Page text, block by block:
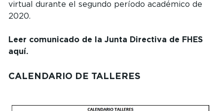
virtual durante el segundo período académico de
2020.
Leer comunicado de la Junta Directiva de FHES
aquí.
CALENDARIO DE TALLERES